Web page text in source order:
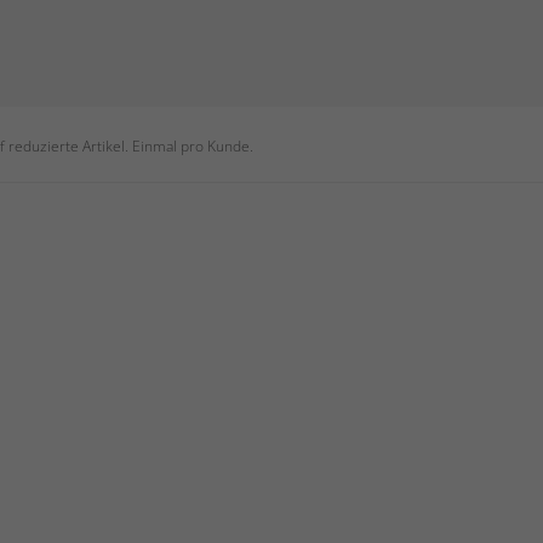
reduzierte Artikel. Einmal pro Kunde.